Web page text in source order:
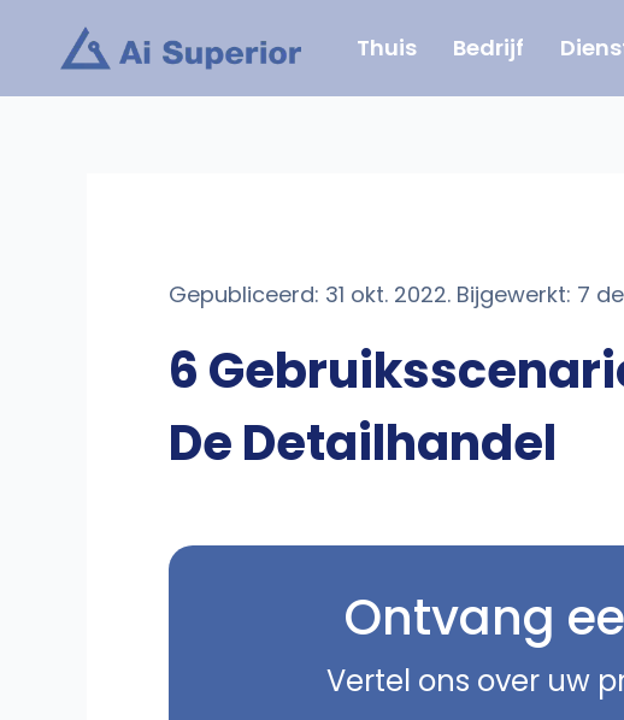
Thuis Bedrijf
Gepubliceerd: 31 okt. 2022. Bijgewerkt: 7
6
De Detailhandel
Ontvang
Vertel ons over uw